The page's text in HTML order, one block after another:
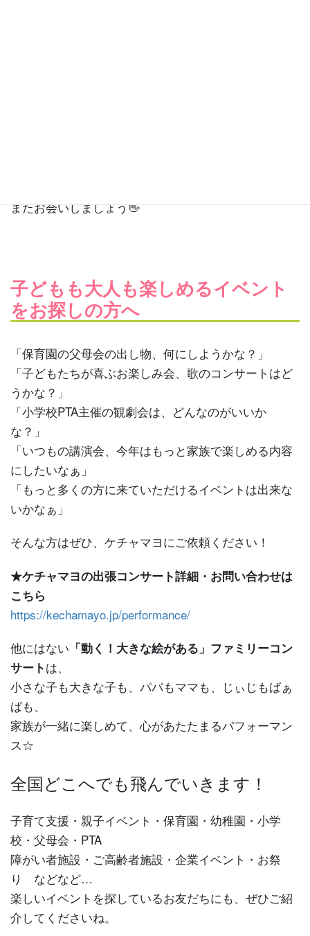
またお会いしましょう👋
子どもも大人も楽しめるイベント
をお探しの方へ
「保育園の父母会の出し物、何にしようかな？」
「子どもたちが喜ぶお楽しみ会、歌のコンサートはど
うかな？」
「小学校PTA主催の観劇会は、どんなのがいいか
な？」
「いつもの講演会、今年はもっと家族で楽しめる内容
にしたいなぁ」
「もっと多くの方に来ていただけるイベントは出来な
いかなぁ」
そんな方はぜひ、ケチャマヨにご依頼ください！
★ケチャマヨの出張コンサート詳細・お問い合わせは
こちら
https://kechamayo.jp/performance/
他にはない 「動く！大きな絵がある」ファミリーコン
サートは、
小さな子も大きな子も、パパもママも、じぃじもばぁ
ばも、
家族が一緒に楽しめて、心があたたまるパフォーマン
ス☆
全国どこへでも飛んでいきます！
子育て支援・親子イベント・保育園・幼稚園・小学
校・父母会・PTA
障がい者施設・ご高齢者施設・企業イベント・お祭
り などなど…
楽しいイベントを探しているお友だちにも、ぜひご紹
介してくださいね。